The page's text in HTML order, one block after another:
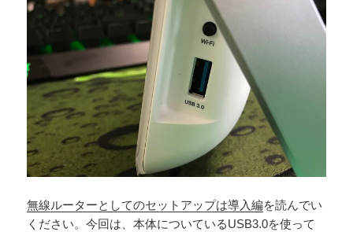
無線ルーターとしてのセットアップは導入編を読んでい
ください。今回は、本体についているUSB3.0を使って